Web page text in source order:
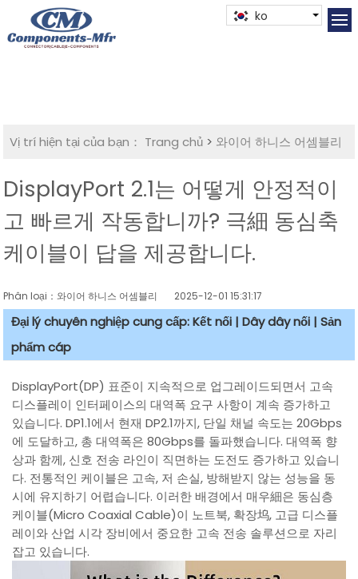
ko
Vị trí hiện tại của bạn： Trang chủ > 와이어 하니스 어셈블리
DisplayPort 2.1는 어떻게 안정적이
고 빠르게 작동합니까? 극細 동심축
케이블이 답을 제공합니다.
Phân loại：와이어 하니스 어셈블리 2025-12-01 15:31:17
Đại lý chuyên nghiệp cung cấp: Kết nối | Dây dây nối | Sản
phẩm cáp
DisplayPort(DP) 표준이 지속적으로 업그레이드되면서 고속
디스플레이 인터페이스의 대역폭 요구 사항이 계속 증가하고
있습니다. DP1.1에서 현재 DP2.1까지, 단일 채널 속도는 20Gbps
에 도달하고, 총 대역폭은 80Gbps를 돌파했습니다. 대역폭 향
상과 함께, 신호 전송 라인이 직면하는 도전도 증가하고 있습니
다. 전통적인 케이블은 고속, 저 손실, 방해받지 않는 성능을 동
시에 유지하기 어렵습니다. 이러한 배경에서 매우細은 동심층
케이블(Micro Coaxial Cable)이 노트북, 확장坞, 고급 디스플
레이와 산업 시각 장비에서 중요한 고속 전송 솔루션으로 자리
잡고 있습니다.